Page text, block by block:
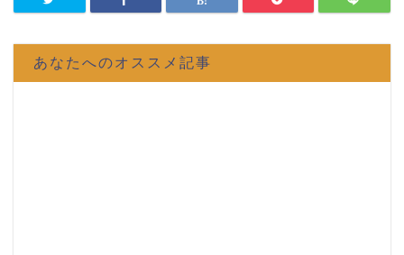
あなたへのオススメ記事